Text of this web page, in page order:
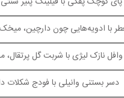
آنتورپ
با ادویه‌هایی چون دارچین،
وافل نازک لیژی با شربت گل
دسر بستنی وانیلی با فودج شکلات